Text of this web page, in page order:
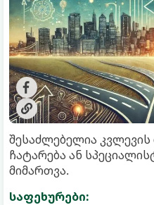
შესაძლებელია
ჩატარება ან
მიმართვა.
საფეხურები: